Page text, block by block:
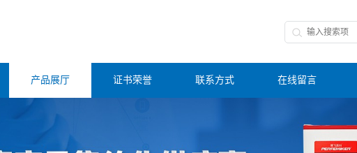
产品展厅 证书荣誉 联系方式 在线留言